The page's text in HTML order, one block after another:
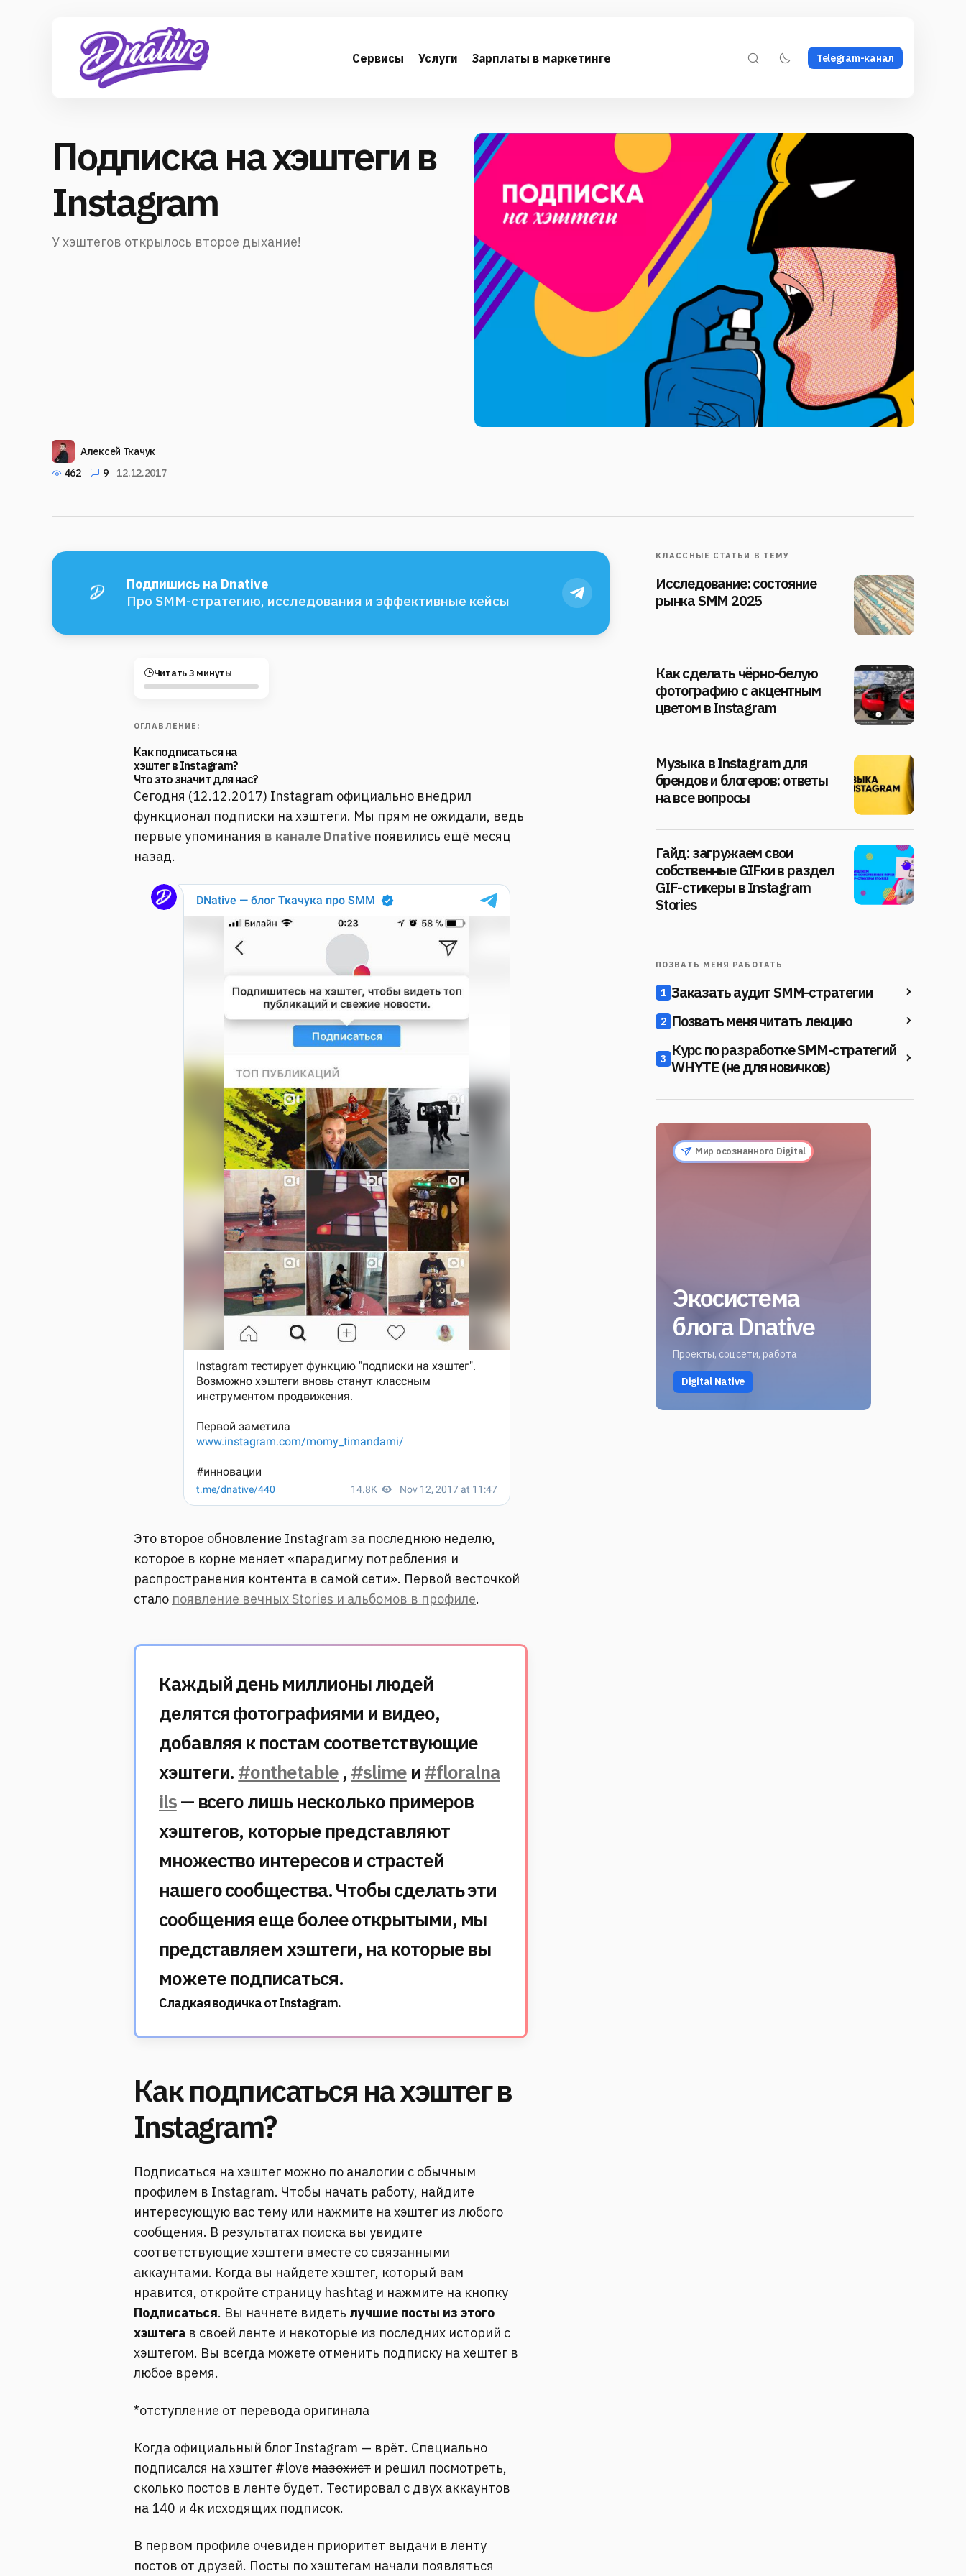
Сервисы Услуги Зарплаты в маркетинге Telegram-канал
Подписка на хэштеги в
Instagram
У хэштегов открылось второе дыхание!
Алексей Ткачук
462
9 12.12.2017
Подпишись на Dnative
Про SMM-стратегию, исследования и эффективные кейсы
Читать 3 минуты
ОГЛАВЛЕНИЕ:
Как подписаться на
хэштег в Instagram?
Что это значит для нас?
Сегодня (12.12.2017) Instagram официально внедрил
функционал подписки на хэштеги. Мы прям не ожидали, ведь
первые упоминания в канале Dnative появились ещё месяц
назад.
Это второе обновление Instagram за последнюю неделю,
которое в корне меняет «парадигму потребления и
распространения контента в самой сети». Первой весточкой
стало появление вечных Stories и альбомов в профиле.
Каждый день миллионы людей
делятся фотографиями и видео,
добавляя к постам соответствующие
хэштеги. #onthetable , #slimeи#floralna
ils— всего лишь несколько примеров
хэштегов, которые представляют
множество интересов и страстей
нашего сообщества.Чтобы сделать эти
сообщения еще более открытыми, мы
представляем хэштеги, на которые вы
можете подписаться.
Сладкая водичка от Instagram.
Как подписаться на хэштег в
Instagram?
Подписаться на хэштег можно по аналогии с обычным
профилем в Instagram. Чтобы начать работу, найдите
интересующую вас тему или нажмите на хэштег из любого
сообщения. В результатах поиска вы увидите
соответствующие хэштеги вместе со связанными
аккаунтами. Когда вы найдете хэштег, который вам
нравится, откройте страницу hashtag и нажмите на кнопку
Подписаться. Вы начнете видеть лучшие посты из этого
хэштега в своей ленте и некоторые из последних историй с
хэштегом. Вы всегда можете отменить подписку на хештег в
любое время.
*отступление от перевода оригинала
Когда официальный блог Instagram — врёт. Специально
подписался на хэштег #love мазохист и решил посмотреть,
сколько постов в ленте будет. Тестировал с двух аккаунтов
на 140 и 4к исходящих подписок.
В первом профиле очевиден приоритет выдачи в ленту
постов от друзей. Посты по хэштегам начали появляться
КЛАССНЫЕ СТАТЬИ В ТЕМУ
Исследование: состояние
рынка SMM 2025
Как сделать чёрно-белую
фотографию с акцентным
цветом в Instagram
Музыка в Instagram для
брендов и блогеров: ответы
на все вопросы
Гайд: загружаем свои
собственные GIFки в раздел
GIF-стикеры в Instagram
Stories
ПОЗВАТЬ МЕНЯ РАБОТАТЬ
1 Заказать аудит SMM-стратегии
2 Позвать меня читать лекцию
3 Курс по разработке SMM-стратегий
WHYTE (не для новичков)
Мир осознанного Digital
Экосистема
блога Dnative
Проекты, соцсети, работа
Digital Native